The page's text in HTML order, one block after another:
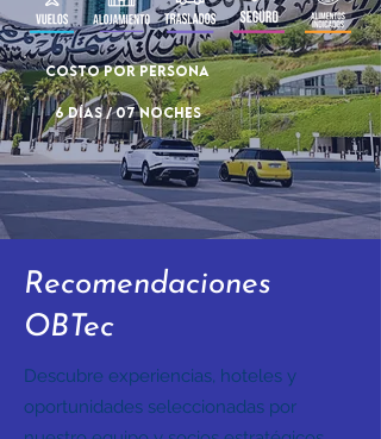
COSTO POR PERSONA
6 DÍAS / 07 NOCHES
Recomendaciones
OBTec
Descubre experiencias, hoteles y
oportunidades seleccionadas por